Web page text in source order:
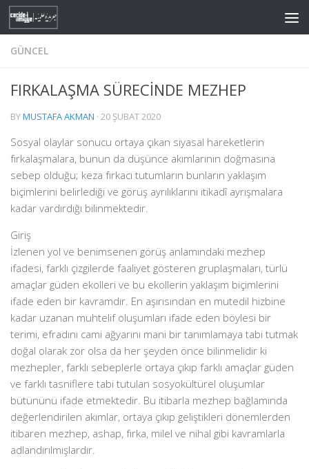
Skip to content
GÜNCEL
FIRKALAŞMA SÜRECİNDE MEZHEP
BYMUSTAFA AKMAN · 20 ŞUBAT 2020
Sosyal olaylar sonucu ortaya çıkan siyasal hareketlerin
fırkalaşmalara, bunun da düşünce akımlarının doğmasına
sebep olduğu; keza fırkacı tutumların bunların yaklaşım
biçimlerini belirlediği ve görüş ayrılıklarını itikadî ayrışmalara
kadar vardırdığı bilinmektedir.
Giriş
İzlenen yol ve benimsenen görüş anlamındaki mezhep
ifadesi, farklı çizgilerde faaliyet gösteren gruplaşmaları, türlü
amaçlar güden ekolleri ve bu ekollerin yaklaşım biçimlerini
ifade eden bir kavramdır. En aşırısından en mutedil hizbine
kadar uzanan muhtelif oluşumları ifade eden böylesi bir
terimi, efradını cami ağyarını mani bir tanımlamaya tabi tutmak
doğal olarak zor olsa da her şeyden önce bilinmelidir ki
mezhepler, farklı sebeplerle ortaya çıkıp farklı amaçlar güden
ve farklı tasniflere tabi tutulan sosyokültürel oluşumlar
bütününü ifade etmektedir. Bu itibarla mezhep bağlamında
değerlendirilen akımlar, ortaya çıkıp geliştikleri dönemlerden
itibaren mezhep, ashap, fırka, milel ve nihal gibi kavramlarla
adlandırılmışlardır.